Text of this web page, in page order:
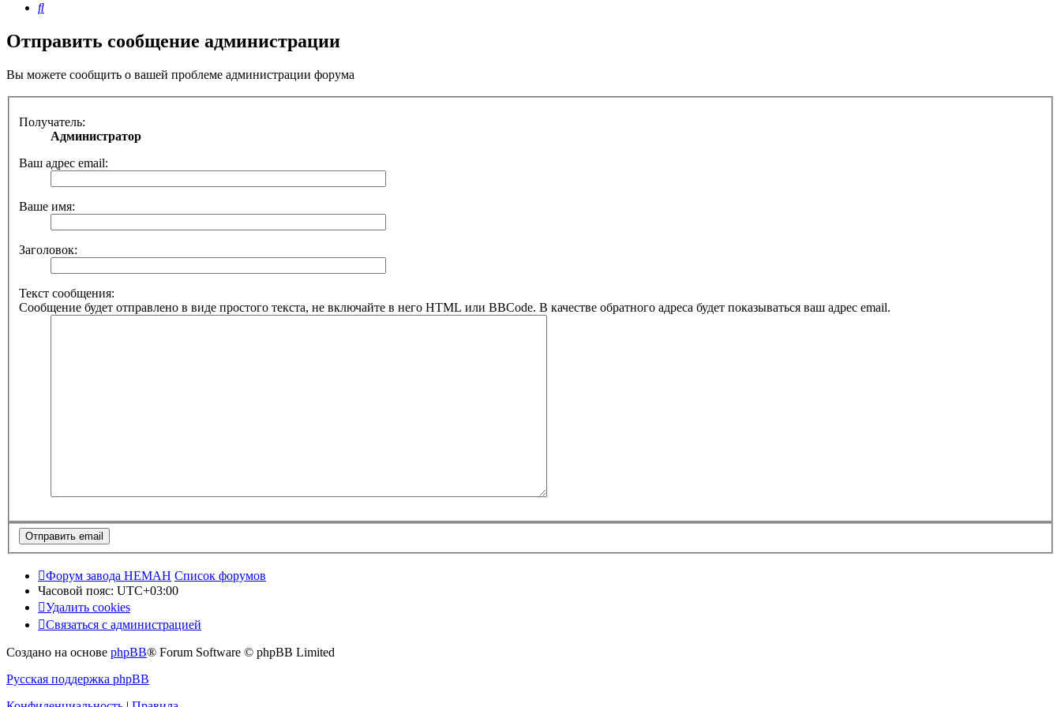
Поиск
Отправить сообщение администрации
Вы можете сообщить о вашей проблеме администрации форума
Получатель:
Администратор
Ваш адрес email:
Ваше имя:
Заголовок:
Текст сообщения:
Сообщение будет отправлено в виде простого текста, не включайте в него HTML или BBCode. В качестве обратного адреса будет показываться ваш адрес email.
Форум завода НЕМАН Список форумов
Часовой пояс: UTC+03:00
Удалить cookies
Связаться с администрацией
Создано на основе phpBB® Forum Software © phpBB Limited
Русская поддержка phpBB